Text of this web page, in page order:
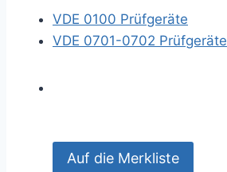
VDE 0100 Prüfgeräte
VDE 0701-0702 Prüfgeräte